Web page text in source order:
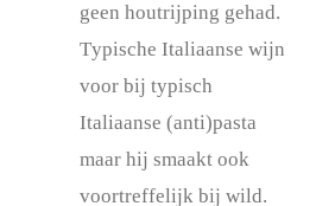
geen houtrijping gehad.
Typische Italiaanse wijn
voor bij typisch
Italiaanse (anti)pasta
maar hij smaakt ook
voortreffelijk bij wild.